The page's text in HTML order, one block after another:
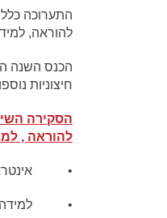
התערוכה
להוראה,
הכנס השנה
חיצוניות
הסקירה
להוראה ,
•
• למידה